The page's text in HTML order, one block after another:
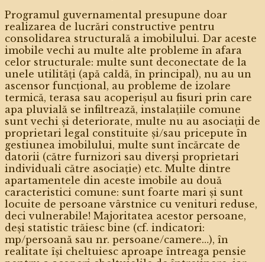
Programul guvernamental presupune doar
realizarea de lucrări constructive pentru
consolidarea structurală a imobilului. Dar aceste
imobile vechi au multe alte probleme în afara
celor structurale: multe sunt deconectate de la
unele utilități (apă caldă, în principal), nu au un
ascensor funcțional, au probleme de izolare
termică, terasa sau acoperișul au fisuri prin care
apa pluvială se infiltrează, instalațiile comune
sunt vechi și deteriorate, multe nu au asociații de
proprietari legal constituite și/sau pricepute în
gestiunea imobilului, multe sunt încărcate de
datorii (către furnizori sau diverși proprietari
individuali către asociație) etc. Multe dintre
apartamentele din aceste imobile au două
caracteristici comune: sunt foarte mari și sunt
locuite de persoane vârstnice cu venituri reduse,
deci vulnerabile! Majoritatea acestor persoane,
deși statistic trăiesc bine (cf. indicatori:
mp/persoană sau nr. persoane/camere…), în
realitate își cheltuiesc aproape întreaga pensie